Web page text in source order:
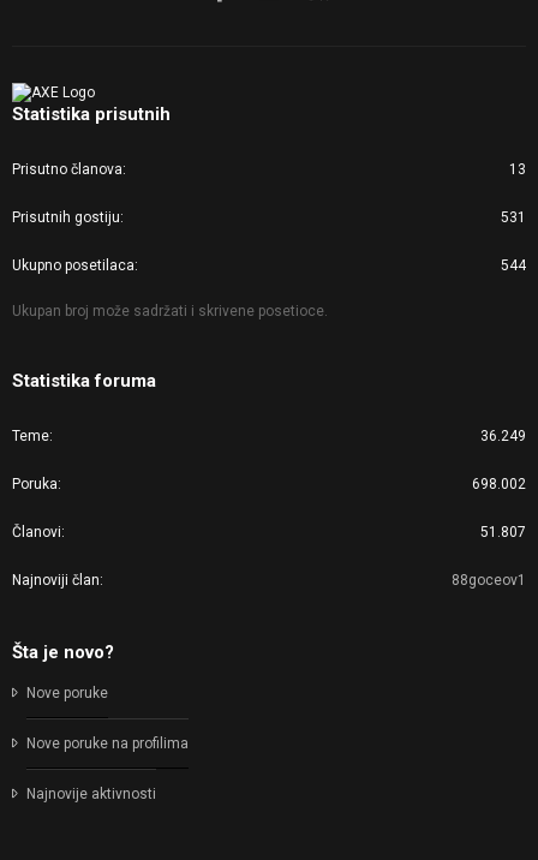
Statistika prisutnih
Prisutno članova 13
Prisutnih gostiju 531
Ukupno posetilaca 544
Ukupan broj može sadržati i skrivene posetioce.
Statistika foruma
Teme 36.249
Poruka 698.002
Članovi 51.807
Najnoviji član 88goceov1
Šta je novo?
Nove poruke
Nove poruke na profilima
Najnovije aktivnosti